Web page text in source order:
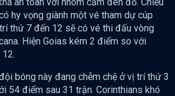
hy vọng giành một vé tham dự cúp
thứ 7 đến 12 sẽ có vé thi đấu vòng
Hiện Goias kém 2 điểm so với
bóng này đang chễm chệ ở vị trí thứ 3
54 điểm sau 31 trận. Corinthians khó